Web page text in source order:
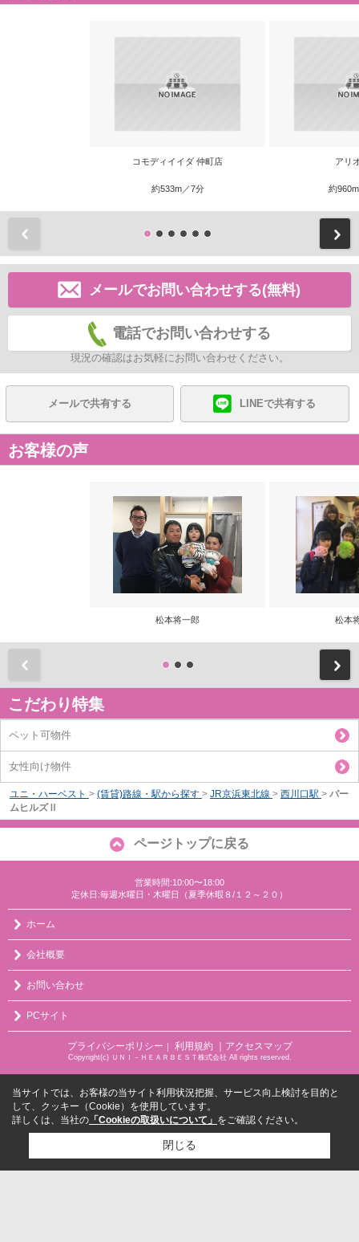
コモディイイダ 仲町店
約533m／7分
アリ
約
メールでお問い合わせする(無料)
電話でお問い合わせする
現況の確認はお気軽にお問い合わせください。
メールで共有する LINEで共有する
お客様の声
松本将一郎 松本
こだわり特集
ペット可物件
女性向け物件
ユニ・ハーベスト > (賃貸)路線・駅から探す > JR京浜東北線 > 西川口駅 > パー
ムヒルズⅡ
ページトップに戻る
営業時間:10:00〜18:00
定休日:毎週水曜日・木曜日（夏季休暇８/１２～２０）
ホーム
会社概要
お問い合わせ
PCサイト
プライバシーポリシー 利用規約 ｜アクセスマップ
Copyright(c) ＵＮＩ－ＨＥＡＲＢＥＳＴ株式会社 All rights reserved.
当サイトでは、お客様の当サイト利用状況把握、サービス向上検討を目的と
して、クッキー（Cookie）を使用しています。
詳しくは、当社の 「Cookieの取扱いについて」 をご確認ください。
閉じる